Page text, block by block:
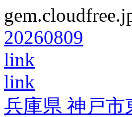
20260809
link
link
兵庫県 神戸市